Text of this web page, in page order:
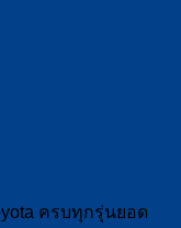
ครบทุกรุ่นยอด